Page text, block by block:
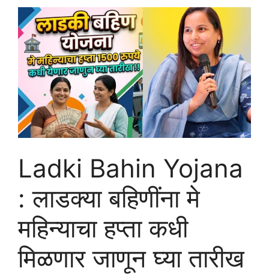
Ladki Bahin Yojana
: लाडक्या बहिणींना मे
महिन्याचा हप्ता कधी
मिळणार जाणून घ्या तारीख